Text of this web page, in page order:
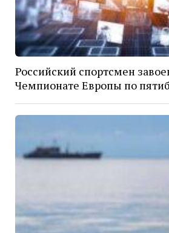
Российский спортсмен
Чемпионате Европы по